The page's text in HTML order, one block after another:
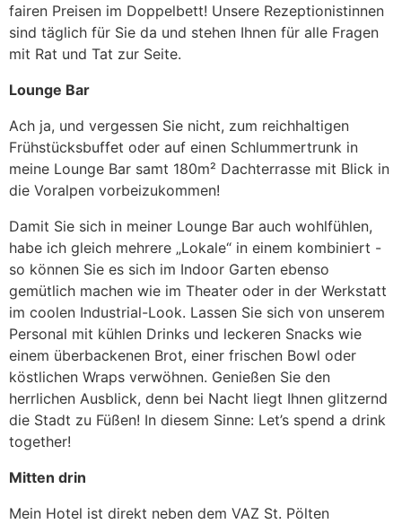
fairen Preisen im Doppelbett! Unsere Rezeptionistinnen
sind täglich für Sie da und stehen Ihnen für alle Fragen
mit Rat und Tat zur Seite.
Lounge Bar
Ach ja, und vergessen Sie nicht, zum reichhaltigen
Frühstücksbuffet oder auf einen Schlummertrunk in
meine Lounge Bar samt 180m² Dachterrasse mit Blick in
die Voralpen vorbeizukommen!
Damit Sie sich in meiner Lounge Bar auch wohlfühlen,
habe ich gleich mehrere „Lokale“ in einem kombiniert -
so können Sie es sich im Indoor Garten ebenso
gemütlich machen wie im Theater oder in der Werkstatt
im coolen Industrial-Look. Lassen Sie sich von unserem
Personal mit kühlen Drinks und leckeren Snacks wie
einem überbackenen Brot, einer frischen Bowl oder
köstlichen Wraps verwöhnen. Genießen Sie den
herrlichen Ausblick, denn bei Nacht liegt Ihnen glitzernd
die Stadt zu Füßen! In diesem Sinne: Let’s spend a drink
together!
Mitten drin
Mein Hotel ist direkt neben dem VAZ St. Pölten